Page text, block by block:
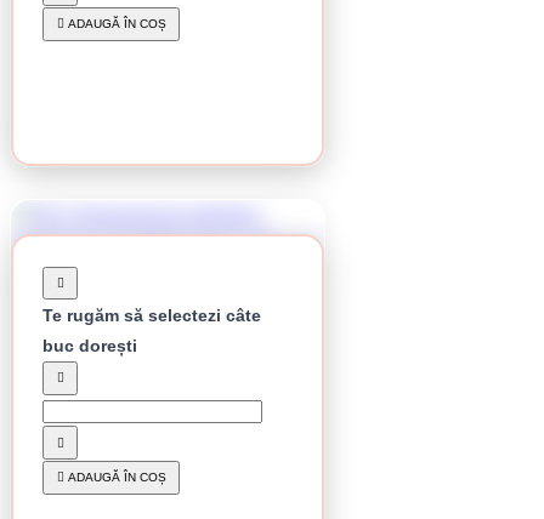
163.06 lei / buc
ADAUGĂ ÎN COȘ
Disc diamantat de debitare Klingspor, DT 350
B Extra, 350 x 3 x 25,4 mm
469.13 lei / buc
Te rugăm să selectezi câte
buc dorești
ADAUGĂ ÎN COȘ